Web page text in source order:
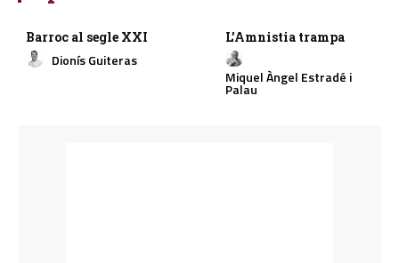
Barroc al segle XXI
Dionís Guiteras
L’Amnistia trampa
Miquel Àngel Estradé i
Palau